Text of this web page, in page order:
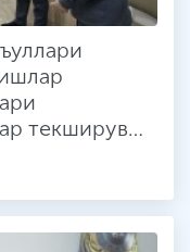
текширув